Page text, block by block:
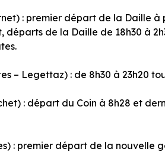
: premier départ de la Daille à
départs de la Daille de 18h30 à
– Legettaz) : de 8h30 à 23h20
: départ du Coin à 8h28 et
: premier départ de la nouvelle